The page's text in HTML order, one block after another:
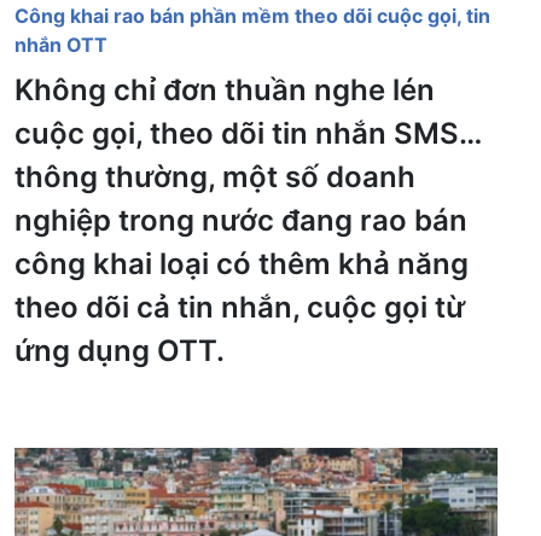
Công khai rao bán phần mềm theo dõi cuộc gọi, tin
nhắn OTT
Không chỉ đơn thuần nghe lén
cuộc gọi, theo dõi tin nhắn SMS…
thông thường, một số doanh
nghiệp trong nước đang rao bán
công khai loại có thêm khả năng
theo dõi cả tin nhắn, cuộc gọi từ
ứng dụng OTT.